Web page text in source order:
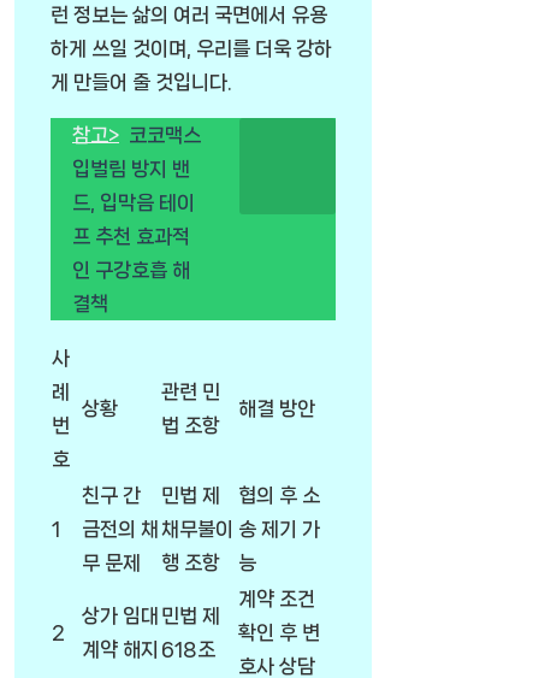
런 정보는 삶의 여러 국면에서 유용
하게 쓰일 것이며, 우리를 더욱 강하
게 만들어 줄 것입니다.
참고> 코코맥스
입벌림 방지 밴
드, 입막음 테이
프 추천 효과적
인 구강호흡 해
결책
사
례
번
호
상황
관련 민
법 조항
해결 방안
1
친구 간
금전의 채
무 문제
민법 제
채무불이
행 조항
협의 후 소
송 제기 가
능
2
상가 임대
계약 해지
민법 제
618조
계약 조건
확인 후 변
호사 상담